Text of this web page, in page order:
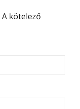
A kötelező